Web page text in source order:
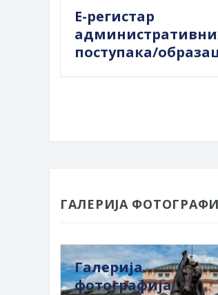
Е-регистар
поступака/
ГАЛЕРИЈА
Галерија
фотографија